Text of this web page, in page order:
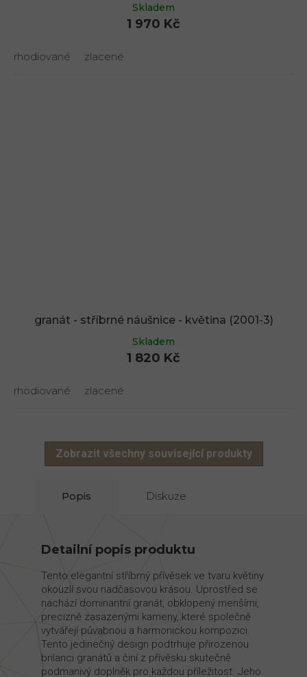
Skladem
1 970 Kč
rhodiované zlacené
granát - stříbrné náušnice - květina (2001-3)
Skladem
1 820 Kč
rhodiované zlacené
Zobrazit všechny související produkty
Popis Diskuze
Detailní popis produktu
Tento elegantní stříbrný přívěsek ve tvaru květiny
okouzlí svou nadčasovou krásou. Uprostřed se
nachází dominantní granát, obklopený menšími,
precizně zasazenými kameny, které společně
vytvářejí půvabnou a harmonickou kompozici.
Tento jedinečný design podtrhuje přirozenou
brilanci granátů a činí z přívěsku skutečně
podmanivý doplněk pro každou příležitost. Jeho